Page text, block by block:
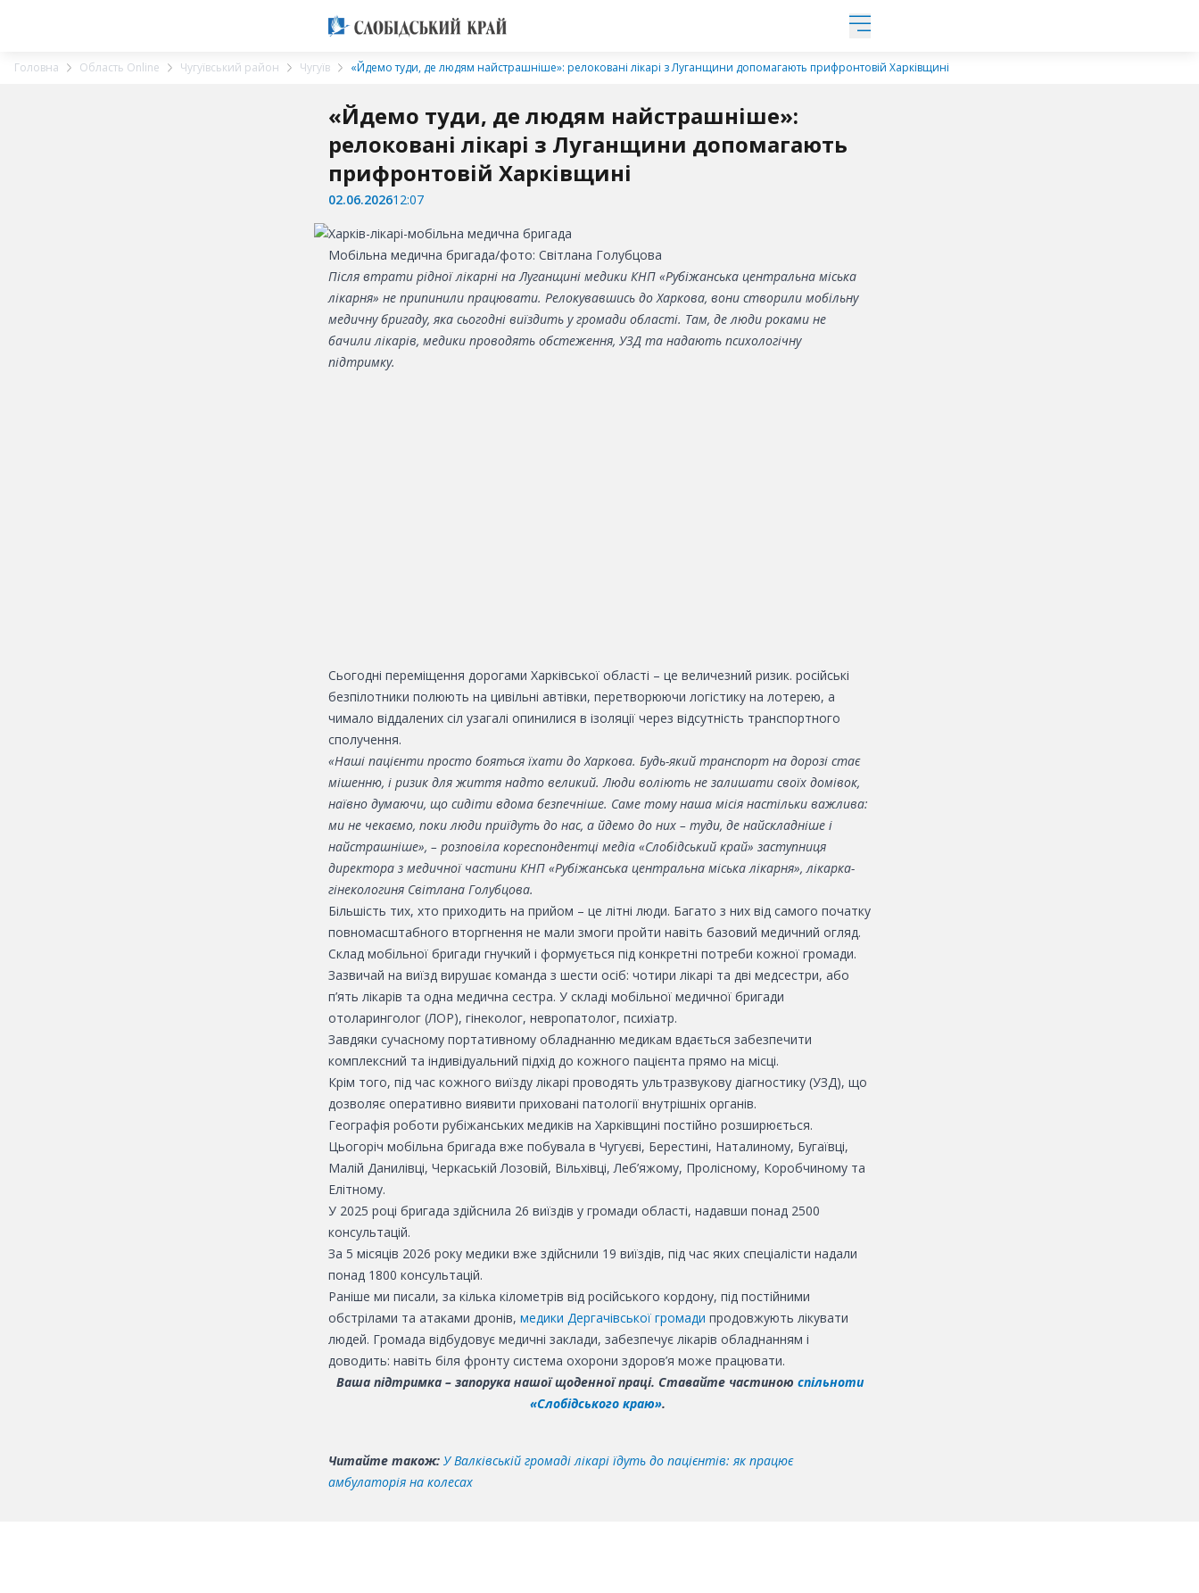
Головна Область Online Чугуївський район Чугуїв «Йдемо туди, де людям найстрашніше»: релоковані лікарі з Луганщини допомагають прифронтовій Харківщині
«Йдемо туди, де людям найстрашніше»:
релоковані лікарі з Луганщини допомагають
прифронтовій Харківщині
02.06.202612:07
Мобільна медична бригада/фото: Світлана Голубцова
Після втрати рідної лікарні на Луганщині медики КНП «Рубіжанська центральна міська
лікарня» не припинили працювати. Релокувавшись до Харкова, вони створили мобільну
медичну бригаду, яка сьогодні виїздить у громади області. Там, де люди роками не
бачили лікарів, медики проводять обстеження, УЗД та надають психологічну
підтримку.
Сьогодні переміщення дорогами Харківської області – це величезний ризик. російські
безпілотники полюють на цивільні автівки, перетворюючи логістику на лотерею, а
чимало віддалених сіл узагалі опинилися в ізоляції через відсутність транспортного
сполучення.
«Наші пацієнти просто бояться їхати до Харкова. Будь-який транспорт на дорозі стає
мішенню, і ризик для життя надто великий. Люди воліють не залишати своїх домівок,
наївно думаючи, що сидіти вдома безпечніше. Саме тому наша місія настільки важлива:
ми не чекаємо, поки люди приїдуть до нас, а йдемо до них – туди, де найскладніше і
найстрашніше», – розповіла кореспондентці медіа «Слобідський край» заступниця
директора з медичної частини КНП «Рубіжанська центральна міська лікарня», лікарка-
гінекологиня Світлана Голубцова.
Більшість тих, хто приходить на прийом – це літні люди. Багато з них від самого початку
повномасштабного вторгнення не мали змоги пройти навіть базовий медичний огляд.
Склад мобільної бригади гнучкий і формується під конкретні потреби кожної громади.
Зазвичай на виїзд вирушає команда з шести осіб: чотири лікарі та дві медсестри, або
п’ять лікарів та одна медична сестра. У складі мобільної медичної бригади
отоларинголог (ЛОР), гінеколог, невропатолог, психіатр.
Завдяки сучасному портативному обладнанню медикам вдається забезпечити
комплексний та індивідуальний підхід до кожного пацієнта прямо на місці.
Крім того, під час кожного виїзду лікарі проводять ультразвукову діагностику (УЗД), що
дозволяє оперативно виявити приховані патології внутрішніх органів.
Географія роботи рубіжанських медиків на Харківщині постійно розширюється.
Цьогоріч мобільна бригада вже побувала в Чугуєві, Берестині, Наталиному, Бугаївці,
Малій Данилівці, Черкаській Лозовій, Вільхівці, Леб’яжому, Пролісному, Коробчиному та
Елітному.
У 2025 році бригада здійснила 26 виїздів у громади області, надавши понад 2500
консультацій.
За 5 місяців 2026 року медики вже здійснили 19 виїздів, під час яких спеціалісти надали
понад 1800 консультацій.
Раніше ми писали, за кілька кілометрів від російського кордону, під постійними
обстрілами та атаками дронів, медики Дергачівської громади продовжують лікувати
людей. Громада відбудовує медичні заклади, забезпечує лікарів обладнанням і
доводить: навіть біля фронту система охорони здоров’я може працювати.
Ваша підтримка – запорука нашої щоденної праці. Ставайте частиною спільноти
«Слобідського краю».
Читайте також: У Валківській громаді лікарі їдуть до пацієнтів: як працює
амбулаторія на колесах